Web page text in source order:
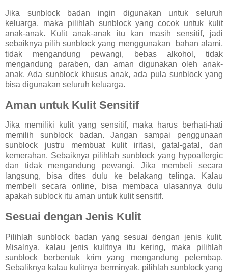
Jika sunblock badan ingin digunakan untuk seluruh
keluarga, maka pilihlah sunblock yang cocok untuk kulit
anak-anak. Kulit anak-anak itu kan masih sensitif, jadi
sebaiknya pilih sunblock yang menggunakan bahan alami,
tidak mengandung pewangi, bebas alkohol, tidak
mengandung paraben, dan aman digunakan oleh anak-
anak. Ada sunblock khusus anak, ada pula sunblock yang
bisa digunakan seluruh keluarga.
Aman untuk Kulit Sensitif
Jika memiliki kulit yang sensitif, maka harus berhati-hati
memilih sunblock badan. Jangan sampai penggunaan
sunblock justru membuat kulit iritasi, gatal-gatal, dan
kemerahan. Sebaiknya pilihlah sunblock yang hypoallergic
dan tidak mengandung pewangi. Jika membeli secara
langsung, bisa dites dulu ke belakang telinga. Kalau
membeli secara online, bisa membaca ulasannya dulu
apakah sublock itu aman untuk kulit sensitif.
Sesuai dengan Jenis Kulit
Pilihlah sunblock badan yang sesuai dengan jenis kulit.
Misalnya, kalau jenis kulitnya itu kering, maka pilihlah
sunblock berbentuk krim yang mengandung pelembap.
Sebaliknya kalau kulitnya berminyak, pilihlah sunblock yang